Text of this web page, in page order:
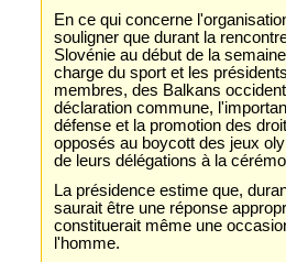
En ce qui concerne
souligner que durant la
Slovénie au début de la
charge du sport et les
membres, des Balkans
déclaration commune,
défense et la promotion des
opposés au boycott des jeux
de leurs délégations à la
La présidence estime que,
saurait être une réponse
constituerait même une
l'homme.